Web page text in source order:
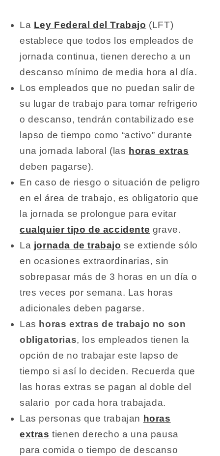
La Ley Federal del Trabajo (LFT)
establece que todos los empleados de
jornada continua, tienen derecho a un
descanso mínimo de media hora al día.
Los empleados que no puedan salir de
su lugar de trabajo para tomar refrigerio
o descanso, tendrán contabilizado ese
lapso de tiempo como “activo” durante
una jornada laboral (las horas extras
deben pagarse).
En caso de riesgo o situación de peligro
en el área de trabajo, es obligatorio que
la jornada se prolongue para evitar
cualquier tipo de accidente grave.
La jornada de trabajo se extiende sólo
en ocasiones extraordinarias, sin
sobrepasar más de 3 horas en un día o
tres veces por semana. Las horas
adicionales deben pagarse.
Las horas extras de trabajo no son
obligatorias, los empleados tienen la
opción de no trabajar este lapso de
tiempo si así lo deciden. Recuerda que
las horas extras se pagan al doble del
salario por cada hora trabajada.
Las personas que trabajan horas
extras tienen derecho a una pausa
para comida o tiempo de descanso